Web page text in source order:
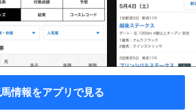
情報をアプリで見る